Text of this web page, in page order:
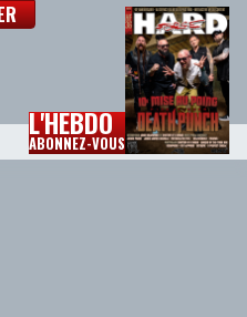
L'HEBDO
ABONNEZ-VOUS